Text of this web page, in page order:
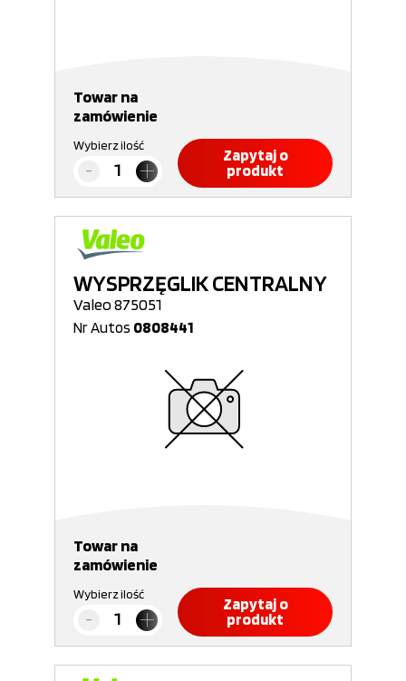
Towar na
zamówienie
Wybierz ilość
Zapytaj o
produkt
WYSPRZĘGLIK CENTRALNY
Valeo 875051
Nr Autos 0808441
Towar na
zamówienie
Wybierz ilość
Zapytaj o
produkt